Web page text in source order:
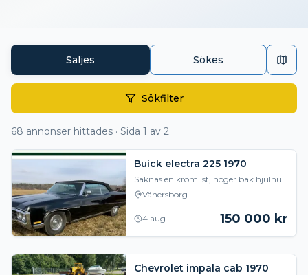
Säljes Sökes
Sökfilter
68 annonser hittades · Sida 1 av 2
Buick electra 225 1970
Saknas en kromlist, höger bak hjulhus.
Rost nederkant på vänster framskärm.
Lack, sliten Sommardäck AC /ur
funktion Elhi
Vänersborg
4 aug. 150 000 kr
Chevrolet impala cab 1970